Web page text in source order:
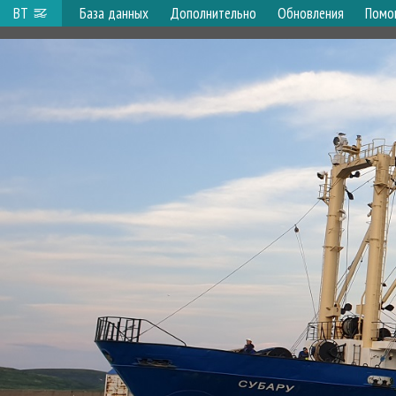
ВТ База данных Дополнительно Обновления